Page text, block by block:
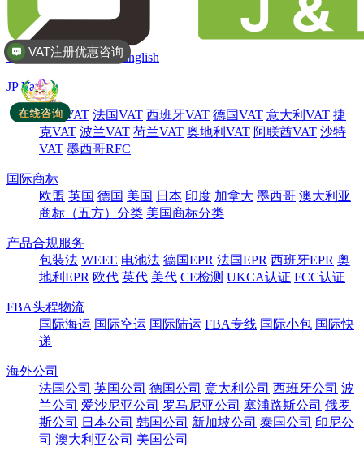
登录/注册 会员权益 English
JP Vat
英国VAT 法国VAT 西班牙VAT 德国VAT 意大利VAT 捷
克VAT 波兰VAT 荷兰VAT 奥地利VAT 阿联酋VAT 沙特
VAT 墨西哥RFC
国际商标
欧盟 英国 德国 美国 日本 印度 加拿大 墨西哥 澳大利亚
商标（五方）分类 美国商标分类
产品合规服务
包装法 WEEE 电池法 德国EPR 法国EPR 西班牙EPR 奥
地利EPR 欧代 英代 美代 CE检测 UKCA认证 FCC认证
FBA头程物流
国际海运 国际空运 国际陆运 FBA专线 国际小包 国际快
递
海外公司
法国公司 英国公司 德国公司 意大利公司 西班牙公司 波
兰公司 爱沙尼亚公司 罗马尼亚公司 塞浦路斯公司 俄罗
斯公司
日本公司 韩国公司 新加坡公司 泰国公司 印尼公
司 澳大利亚公司 美国公司
VAT注册优惠咨询
全球商标专利注册